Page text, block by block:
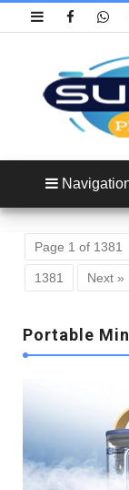
Page 1 of 1381
1381 Next »
Portable